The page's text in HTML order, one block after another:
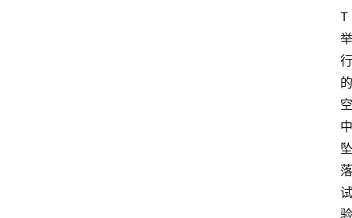
T
举
行
的
空
中
坠
落
试
验